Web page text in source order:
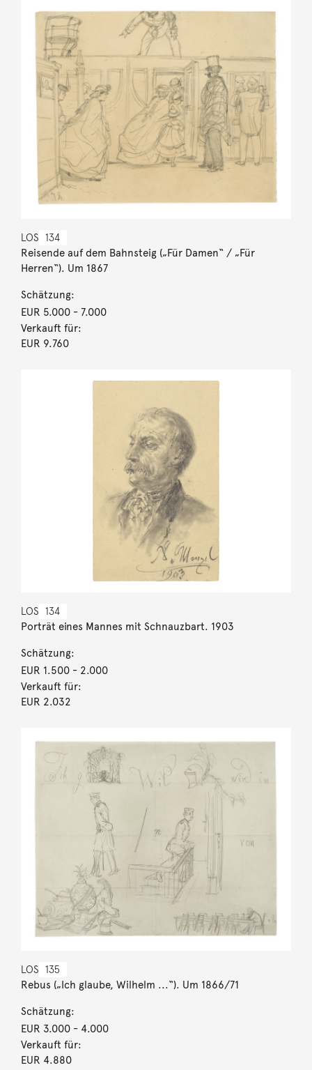
LOS 134
Reisende auf dem Bahnsteig („Für Damen“ / „Für
Herren“). Um 1867
Schätzung:
EUR 5.000- 7.000
Verkauft für:
EUR 9.760
LOS 134
Porträt eines Mannes mit Schnauzbart. 1903
Schätzung:
EUR 1.500- 2.000
Verkauft für:
EUR 2.032
LOS 135
Rebus („Ich glaube, Wilhelm ...“). Um 1866/71
Schätzung:
EUR 3.000- 4.000
Verkauft für:
EUR 4.880